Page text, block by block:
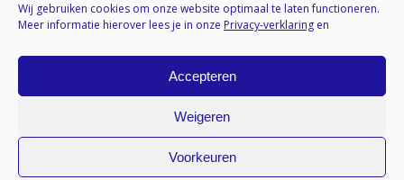
Wij gebruiken cookies om onze website optimaal te laten functioneren.
Meer informatie hierover lees je in onze Privacy-verklaring en
Accepteren
Weigeren
Voorkeuren
X / Twitter:@vrijwilligerAZ
Kenniscentrumvrijwilligers